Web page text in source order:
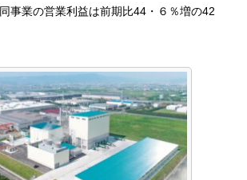
事業の営業利益は前期比44・６％増の42